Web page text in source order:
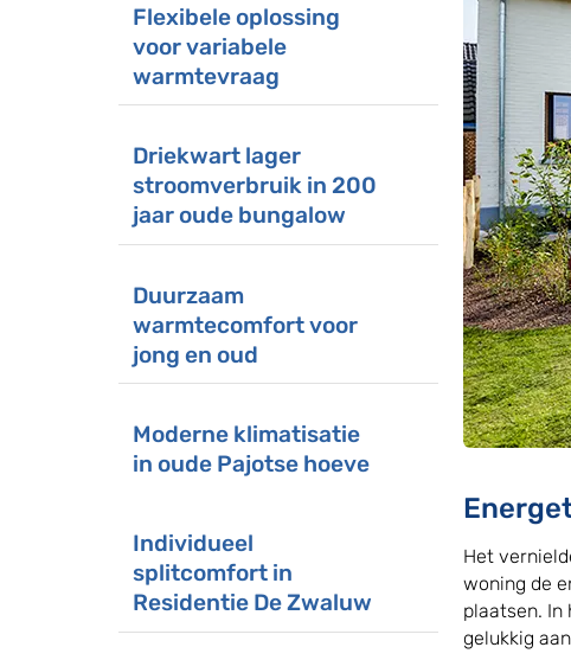
Flexibele oplossing
voor variabele
warmtevraag
Driekwart lager
stroomverbruik in 200
jaar oude bungalow
Duurzaam
warmtecomfort voor
jong en oud
Moderne klimatisatie
in oude Pajotse hoeve
Individueel
splitcomfort in
Residentie De Zwaluw
Het
woning de
plaatsen.
gelukkig